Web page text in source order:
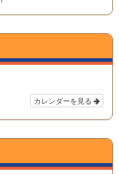
カレンダーを見る